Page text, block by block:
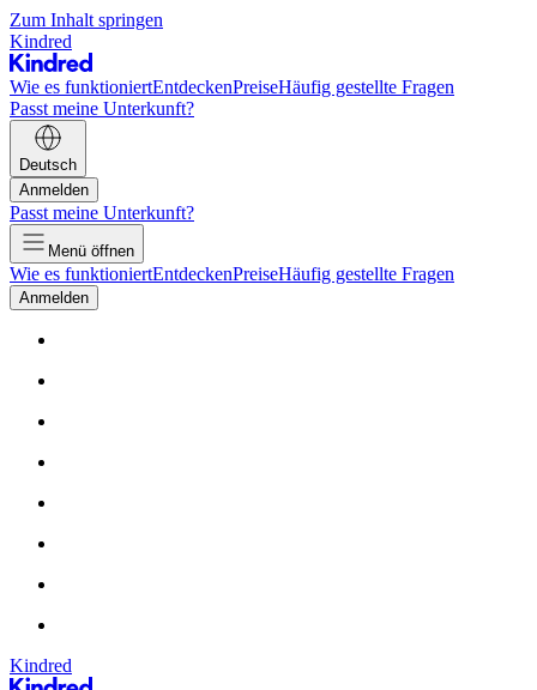
Zum Inhalt springen
Kindred
Wie es funktioniertEntdeckenPreiseHäufig gestellte Fragen
Passt meine Unterkunft?
Deutsch
Anmelden
Passt meine Unterkunft?
Menü öffnen
Wie es funktioniertEntdeckenPreiseHäufig gestellte Fragen
Anmelden
Kindred